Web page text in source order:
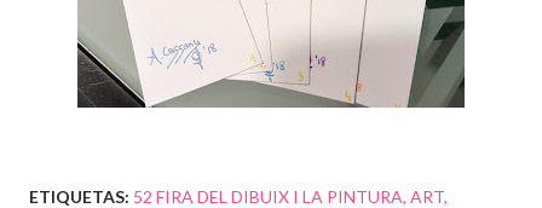
ETIQUETAS: 52 FIRA DEL DIBUIX I LA PINTURA ART